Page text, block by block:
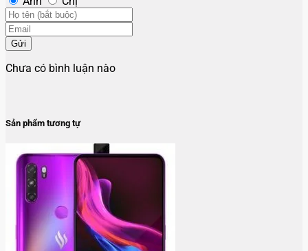
Gửi
Chưa có bình luận nào
Sản phẩm tương tự